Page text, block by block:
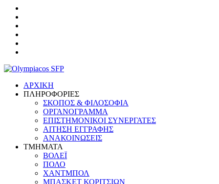
ΑΡΧΙΚΗ
ΠΛΗΡΟΦΟΡΙΕΣ
ΣΚΟΠΟΣ & ΦΙΛΟΣΟΦΙΑ
ΟΡΓΑΝΟΓΡΑΜΜΑ
ΕΠΙΣΤΗΜΟΝΙΚΟΙ ΣΥΝΕΡΓΑΤΕΣ
ΑΙΤΗΣΗ ΕΓΓΡΑΦΗΣ
ΑΝΑΚΟΙΝΩΣΕΙΣ
ΤΜΗΜΑΤΑ
ΒΟΛΕΪ
ΠΟΛΟ
ΧΑΝΤΜΠΟΛ
ΜΠΑΣΚΕΤ ΚΟΡΙΤΣΙΩΝ